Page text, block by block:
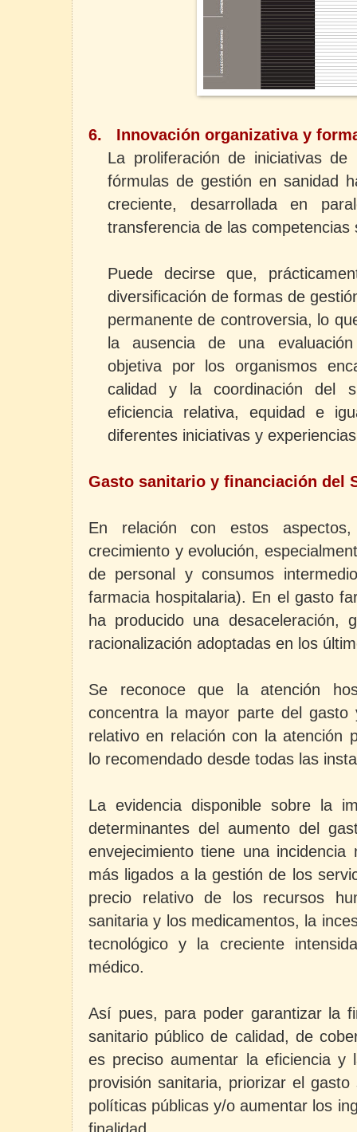
6.
Innovación organizativa y
La proliferación de iniciativas de
fórmulas de gestión en sanidad
creciente, desarrollada en
transferencia de las competencias
Puede decirse que,
diversificación de formas de
permanente de controversia, lo
la ausencia de una
objetiva por los organismos
calidad y la coordinación del
eficiencia relativa, equidad e
diferentes iniciativas y
Gasto sanitario y financiación del
En relación con estos
crecimiento y evolución,
de personal y consumos
farmacia hospitalaria). En el gasto
ha producido una desaceleración,
racionalización adoptadas en los
Se reconoce que la atención
concentra la mayor parte del
relativo en relación con la atención
lo recomendado desde todas las
La evidencia disponible sobre la
determinantes del aumento del
envejecimiento tiene una
más ligados a la gestión de los
precio relativo de los recursos
sanitaria y los medicamentos, la
tecnológico y la creciente
médico.
Así pues, para poder garantizar la
sanitario público de calidad, de
es preciso aumentar la eficiencia y
provisión sanitaria, priorizar el
políticas públicas y/o aumentar los